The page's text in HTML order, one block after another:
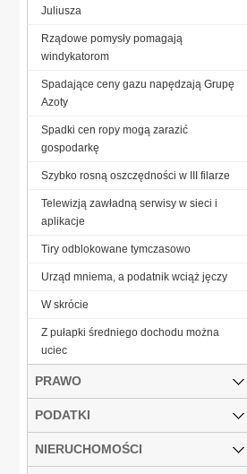
Juliusza
Rządowe pomysły pomagają
windykatorom
Spadające ceny gazu napędzają Grupę
Azoty
Spadki cen ropy mogą zarazić
gospodarkę
Szybko rosną oszczędności w III filarze
Telewizją zawładną serwisy w sieci i
aplikacje
Tiry odblokowane tymczasowo
Urząd mniema, a podatnik wciąż jęczy
W skrócie
Z pułapki średniego dochodu można
uciec
PRAWO
PODATKI
NIERUCHOMOŚCI